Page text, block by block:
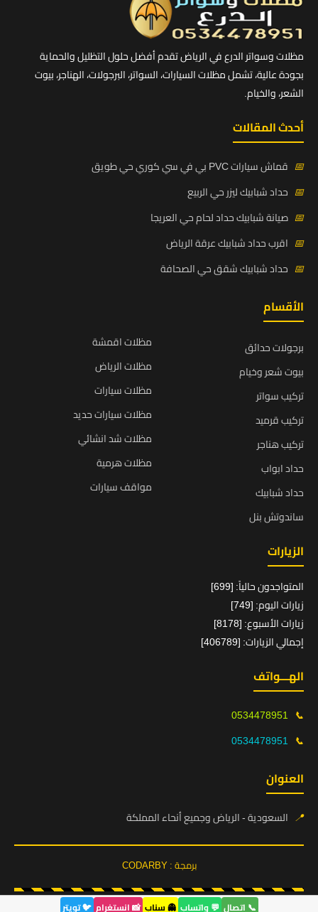
مظلات وسواتر الدرع في الرياض تقدم أفضل حلول التظليل والحماية
بجودة عالية، تشمل مظلات السيارات، السواتر، البرجولات، الهناجر، بيوت
الشعر، والخيام.
أحدث المقالات
📅 قماش سيارات PVC بي في سي كوري حي طويق
📅 حداد شبابيك ليزر حي الربيع
📅 صيانة شبابيك حداد لحام حي العريجا
📅 اقرب حداد شبابيك عرقة الرياض
📅 حداد شبابيك شقق حي الصحافة
الأقسام
برجولات حدائق
بيوت شعر وخيام
تركيب سواتر
تركيب قرميد
تركيب هناجر
حداد ابواب
حداد شبابيك
ساندوتش بنل
مظلات اقمشة
مظلات الرياض
مظلات سيارات
مظلات سيارات حديد
مظلات شد انشائي
مظلات هرمية
مواقف سيارات
الزيارات
المتواجدون حالياً: [699]
زيارات اليوم: [749]
زيارات الأسبوع: [8178]
إجمالي الزيارات: [406789]
الهـــواتف
📞
0534478951
📞
0534478951
العنوان
📍 السعودية - الرياض وجميع أنحاء المملكة
برمجة : CODARBY
📞 اتصال 💬 واتساب 👻 سناب 📸 انستغرام 🐦 تويتر